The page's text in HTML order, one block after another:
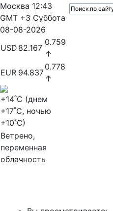
Москва 12:43
GMT +3 Суббота
08-08-2026
USD 82.167
0.759
↑
EUR 94.837
0.778
↑
+14˚C (днем
+17˚C, ночью
+10˚C)
Ветрено,
переменная
облачность